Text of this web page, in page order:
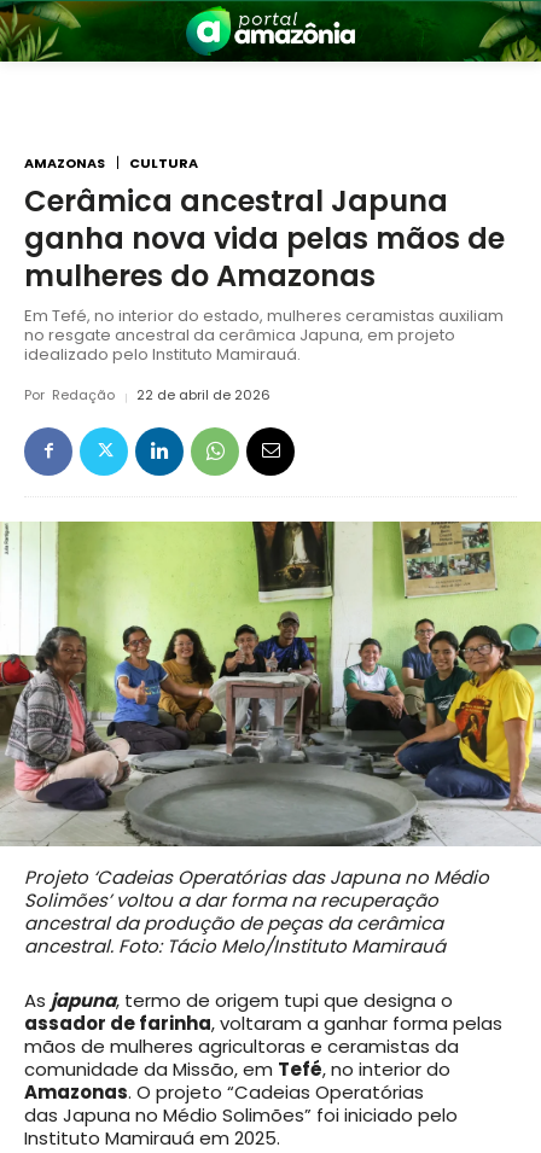
Amazônia
AMAZONAS CULTURA
Cerâmica ancestral Japuna
ganha nova vida pelas mãos de
mulheres do Amazonas
Em Tefé, no interior do estado, mulheres ceramistas auxiliam
no resgate ancestral da cerâmica Japuna, em projeto
idealizado pelo Instituto Mamirauá.
Por Redação 22 de abril de 2026
Projeto ‘Cadeias Operatórias das Japuna no Médio
Solimões’ voltou a dar forma na recuperação
ancestral da produção de peças da cerâmica
ancestral. Foto: Tácio Melo/Instituto Mamirauá
As japuna, termo de origem tupi que designa o
assador de farinha, voltaram a ganhar forma pelas
mãos de mulheres agricultoras e ceramistas da
comunidade da Missão, em Tefé, no interior do
Amazonas. O projeto “Cadeias Operatórias
das Japuna no Médio Solimões” foi iniciado pelo
Instituto Mamirauá em 2025.